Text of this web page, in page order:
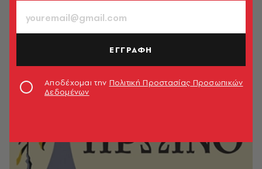
ΕΓΓΡΑΦΗ
Αποδέχομαι την Πολιτική Προστασίας Προσωπικών
Δεδομένων